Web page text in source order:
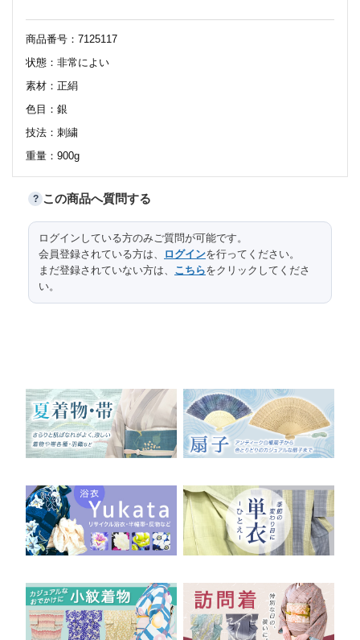
商品番号：7125117
状態：非常によい
素材：正絹
色目：銀
技法：刺繍
重量：900g
サイズ（cm）
太鼓部分長さ 112
太鼓部分幅 31
? この商品へ質問する
ログインしている方のみご質問が可能です。
会員登録されている方は、
ログインを行ってください。
まだ登録されていない方は、 こちらをクリックしてくださ
い。